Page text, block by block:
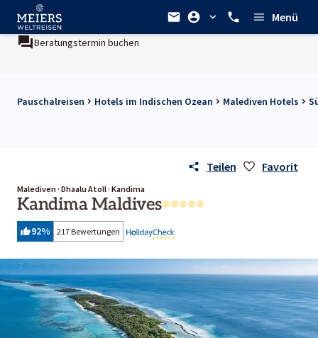
Menü
buchen Ein Unternehmen der
Pauschalreisen Hotels im Indischen Ozean Malediven Hotels
Teilen Favorit
Malediven · Dhaalu Atoll · Kandima
Kandima Maldives
92% 217 Bewertungen